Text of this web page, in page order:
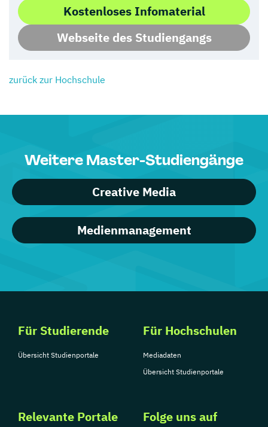
Kostenloses Infomaterial
Webseite des Studiengangs
zurück zur Hochschule
Weitere Master-Studiengänge
Creative Media
Medienmanagement
Für Studierende
Übersicht Studienportale
Für Hochschulen
Mediadaten
Übersicht Studienportale
Relevante Portale Folge uns auf